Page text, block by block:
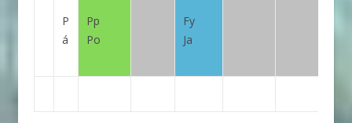
P
á
Pp
Po
Fy
Ja